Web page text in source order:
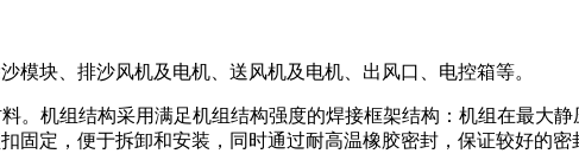
块、排沙风机及电机、送风机及电机、出风口、电控箱等。
。机组结构采用满足机组结构强度的焊接框架结构：机组在最大
定，便于拆卸和安装，同时通过耐高温橡胶密封，保证较好的密